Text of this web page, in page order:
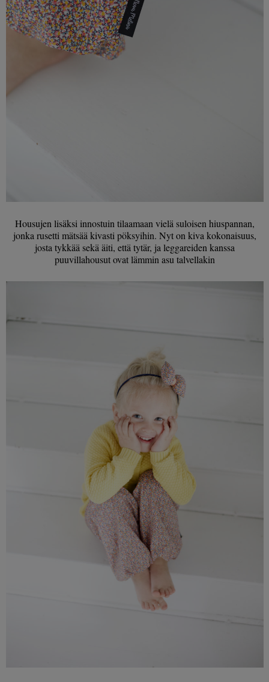
Housujen lisäksi innostuin tilaamaan vielä suloisen hiuspannan,
jonka rusetti mätsää kivasti pöksyihin. Nyt on kiva kokonaisuus,
josta tykkää sekä äiti, että tytär, ja leggareiden kanssa
puuvillahousut ovat lämmin asu talvellakin